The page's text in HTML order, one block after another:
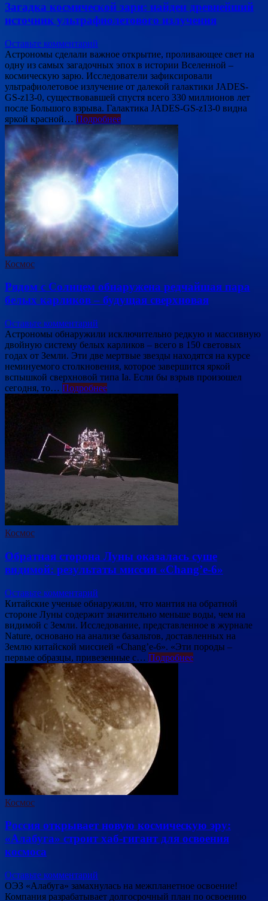
Загадка космической зари: найден древнейший
источник ультрафиолетового излучения
Оставьте комментарий
Астрономы сделали важное открытие, проливающее свет на
одну из самых загадочных эпох в истории Вселенной –
космическую зарю. Исследователи зафиксировали
ультрафиолетовое излучение от далекой галактики JADES-
GS-z13-0, существовавшей спустя всего 330 миллионов лет
после Большого взрыва. Галактика JADES-GS-z13-0 видна
яркой красной… Подробнее
Космос
Рядом с Солнцем обнаружена редчайшая пара
белых карликов – будущая сверхновая
Оставьте комментарий
Астрономы обнаружили исключительно редкую и массивную
двойную систему белых карликов – всего в 150 световых
годах от Земли. Эти две мертвые звезды находятся на курсе
неминуемого столкновения, которое завершится яркой
вспышкой сверхновой типа Ia. Если бы взрыв произошел
сегодня, то… Подробнее
Космос
Обратная сторона Луны оказалась суше
видимой: результаты миссии «Chang’e-6»
Оставьте комментарий
Китайские ученые обнаружили, что мантия на обратной
стороне Луны содержит значительно меньше воды, чем на
видимой с Земли. Исследование, представленное в журнале
Nature, основано на анализе базальтов, доставленных на
Землю китайской миссией «Chang’e-6». «Эти породы –
первые образцы, привезенные с… Подробнее
Космос
Россия открывает новую космическую эру:
«Алабуга» строит хаб-гигант для освоения
космоса
Оставьте комментарий
ОЭЗ «Алабуга» замахнулась на межпланетное освоение!
Компания разрабатывает долгосрочный план по освоению